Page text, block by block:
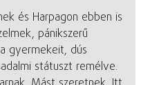
és Harpagon ebben is
pánikszerű
gyermekeit, dús
státuszt remélve.